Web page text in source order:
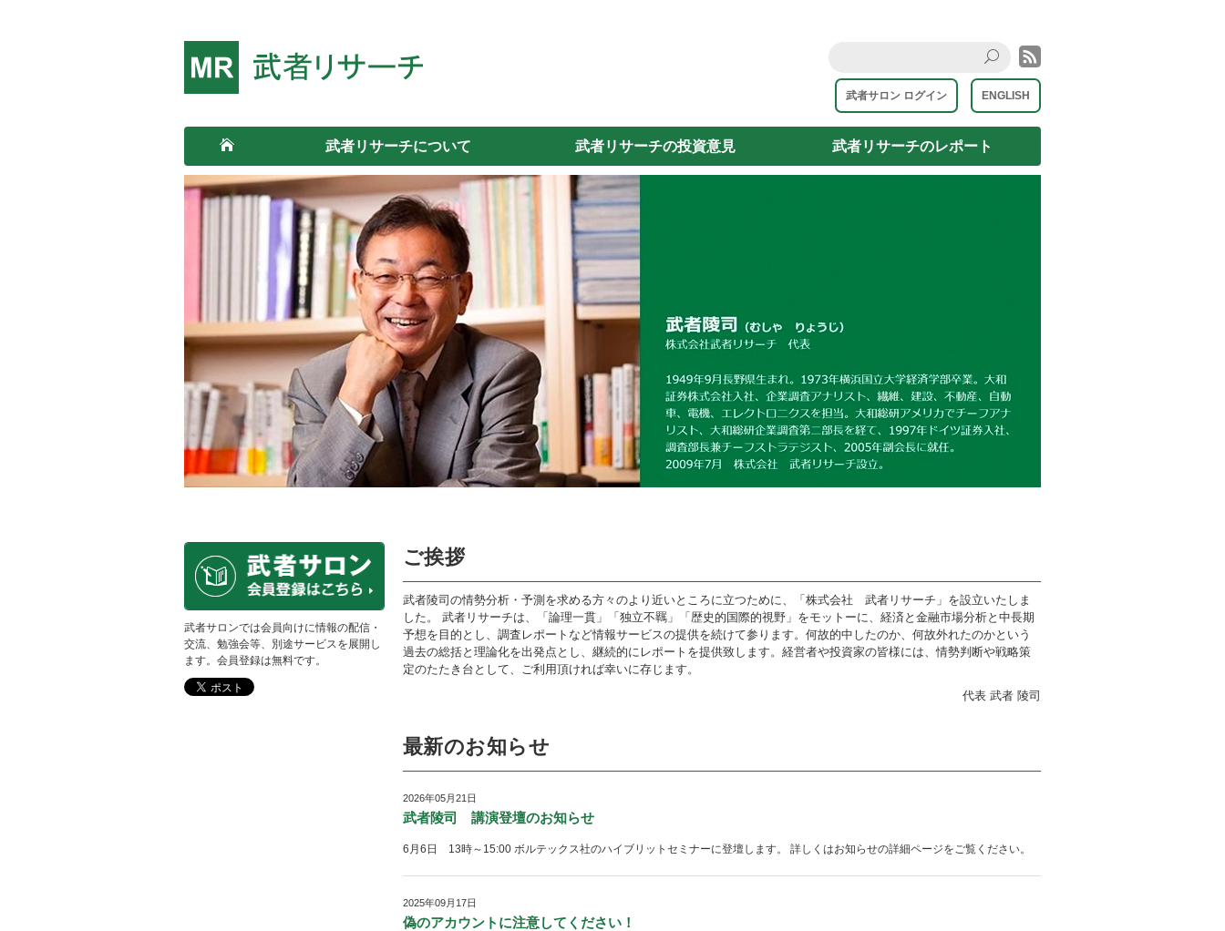
rss
Search
ENGLISH
武者サロン ログイン
武者リサーチについて 武者リサーチの投資意見 武者リサーチのレポート
ご挨拶
武者陵司の情勢分析・予測を求める方々のより近いところに立つために、「株式会社 武者リサーチ」を設立いたしま
した。 武者リサーチは、「論理一貫」「独立不羈」「歴史的国際的視野」をモットーに、経済と金融市場分析と中長期
予想を目的とし、調査レポートなど情報サービスの提供を続けて参ります。何故的中したのか、何故外れたのかという
過去の総括と理論化を出発点とし、継続的にレポートを提供致します。経営者や投資家の皆様には、情勢判断や戦略策
定のたたき台として、ご利用頂ければ幸いに存じます。
代表 武者 陵司
最新のお知らせ
2026年05月21日
武者陵司 講演登壇のお知らせ
6月6日 13時～15:00 ボルテックス社のハイブリットセミナーに登壇します。 詳しくはお知らせの詳細ページをご覧ください。
2025年09月17日
偽のアカウントに注意してください！
武者サロンでは会員向けに情報の配信・
交流、勉強会等、別途サービスを展開し
ます。会員登録は無料です。